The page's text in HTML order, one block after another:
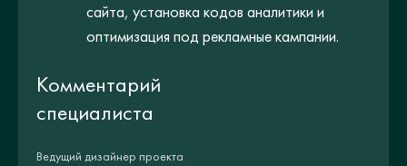
Комментарий
специалиста
Ведущий дизайнер проекта
сайта, установка кодов аналитики и
оптимизация под рекламные кампании.